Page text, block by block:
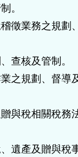
。
業務之規劃
核及管制。
規劃、督導
稅相關稅務
產及贈與稅